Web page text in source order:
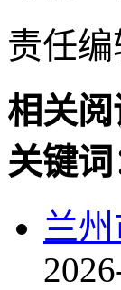
责任编
相关阅
关键词
兰